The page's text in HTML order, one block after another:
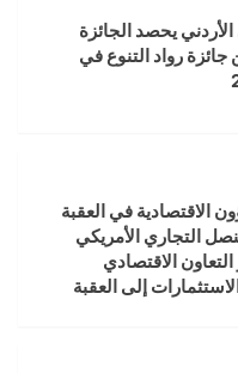
الأردني يحصد الجائزة
رواد التنوع في
الاقتصادية في العقبة
التجاري الأمريكي
التعاون الاقتصادي
إلى العقبة